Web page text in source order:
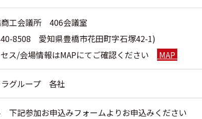
商工会議所 406会議室
8508 愛知県豊橋市花田町字石塚42-1)
ス/会場情報はMAPにてご確認ください
MAP
ラグループ 各社
下記参加お申込みフォームよりお申込みください